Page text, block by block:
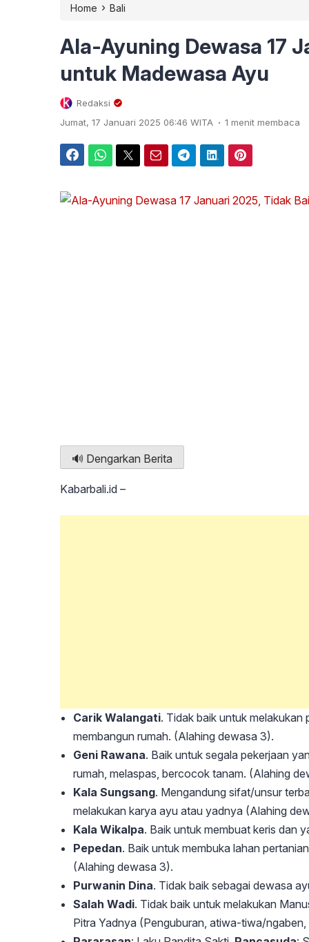
Home › Bali
Ala-Ayuning Dewasa 17
untuk Madewasa Ayu
Redaksi
Jumat, 17 Januari 2025 06:46 WITA . 1 menit membaca
🔊 Dengarkan Berita
Kabarbali.id –
Carik Walangati. Tidak baik untuk
membangun rumah. (Alahing dewasa 3).
Geni Rawana. Baik untuk segala pekerjaan
rumah, melaspas, bercocok tanam. (Alahing
Kala Sungsang. Mengandung sifat/unsur
melakukan karya ayu atau yadnya (Alahing
Kala Wikalpa. Baik untuk membuat keris dan
Pepedan. Baik untuk membuka lahan
(Alahing dewasa 3).
Purwanin Dina. Tidak baik sebagai dewasa
Salah Wadi. Tidak baik untuk melakukan
Pitra Yadnya (Penguburan, atiwa-tiwa/